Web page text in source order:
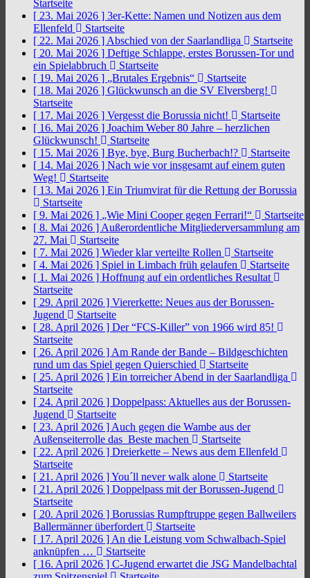
Startseite
[ 23. Mai 2026 ] 3er-Kette: Namen und Notizen aus dem
Ellenfeld
Startseite
[ 22. Mai 2026 ] Abschied von der Saarlandliga
Startseite
[ 20. Mai 2026 ] Deftige Schlappe, erstes Borussen-Tor und
ein Spielabbruch
Startseite
[ 19. Mai 2026 ] „Brutales Ergebnis“
Startseite
[ 18. Mai 2026 ] Glückwunsch an die SV Elversberg!
Startseite
[ 17. Mai 2026 ] Vergesst die Borussia nicht!
Startseite
[ 16. Mai 2026 ] Joachim Weber 80 Jahre – herzlichen
Glückwunsch!
Startseite
[ 15. Mai 2026 ] Bye, bye, Burg Bucherbach!?
Startseite
[ 14. Mai 2026 ] Nach wie vor insgesamt auf einem guten
Weg!
Startseite
[ 13. Mai 2026 ] Ein Triumvirat für die Rettung der Borussia
Startseite
[ 9. Mai 2026 ] „Wie Mini Cooper gegen Ferrari!“
Startseite
[ 8. Mai 2026 ] Außerordentliche Mitgliederversammlung am
27. Mai
Startseite
[ 7. Mai 2026 ] Wieder klar verteilte Rollen
Startseite
[ 4. Mai 2026 ] Spiel in Limbach früh gelaufen
Startseite
[ 1. Mai 2026 ] Hoffnung auf ein ordentliches Resultat
Startseite
[ 29. April 2026 ] Viererkette: Neues aus der Borussen-
Jugend
Startseite
[ 28. April 2026 ] Der “FCS-Killer” von 1966 wird 85!
Startseite
[ 26. April 2026 ] Am Rande der Bande – Bildgeschichten
rund um das Spiel gegen Quierschied
Startseite
[ 25. April 2026 ] Ein torreicher Abend in der Saarlandliga
Startseite
[ 24. April 2026 ] Doppelpass: Aktuelles aus der Borussen-
Jugend
Startseite
[ 23. April 2026 ] Auch gegen die Wambe aus der
Außenseiterrolle das Beste machen
Startseite
[ 22. April 2026 ] Dreierkette – News aus dem Ellenfeld
Startseite
[ 21. April 2026 ]You´ll never walk alone
Startseite
[ 21. April 2026 ] Doppelpass mit der Borussen-Jugend
Startseite
[ 20. April 2026 ] Borussias Rumpftruppe gegen Ballweilers
Ballermänner überfordert
Startseite
[ 17. April 2026 ] An die Leistung vom Schwalbach-Spiel
anknüpfen …
Startseite
[ 16. April 2026 ] C-Jugend erwartet die JSG Mandelbachtal